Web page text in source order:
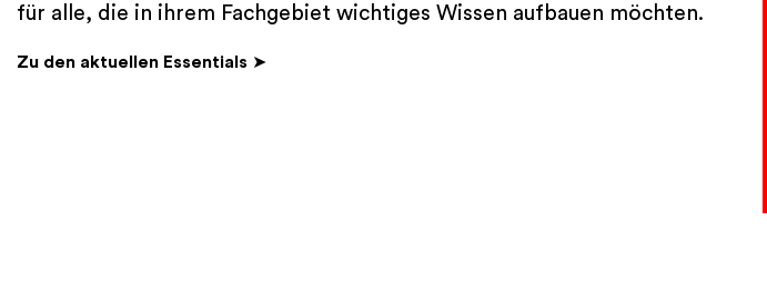
für alle, die in ihrem Fachgebiet wichtiges Wissen aufbauen möchten.
Zu den aktuellen Essentials ➤